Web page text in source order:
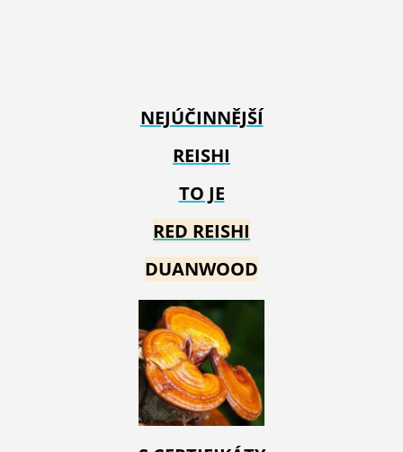
NEJÚČINNĚJŠÍ
REISHI
TO JE
RED REISHI
DUANWOOD